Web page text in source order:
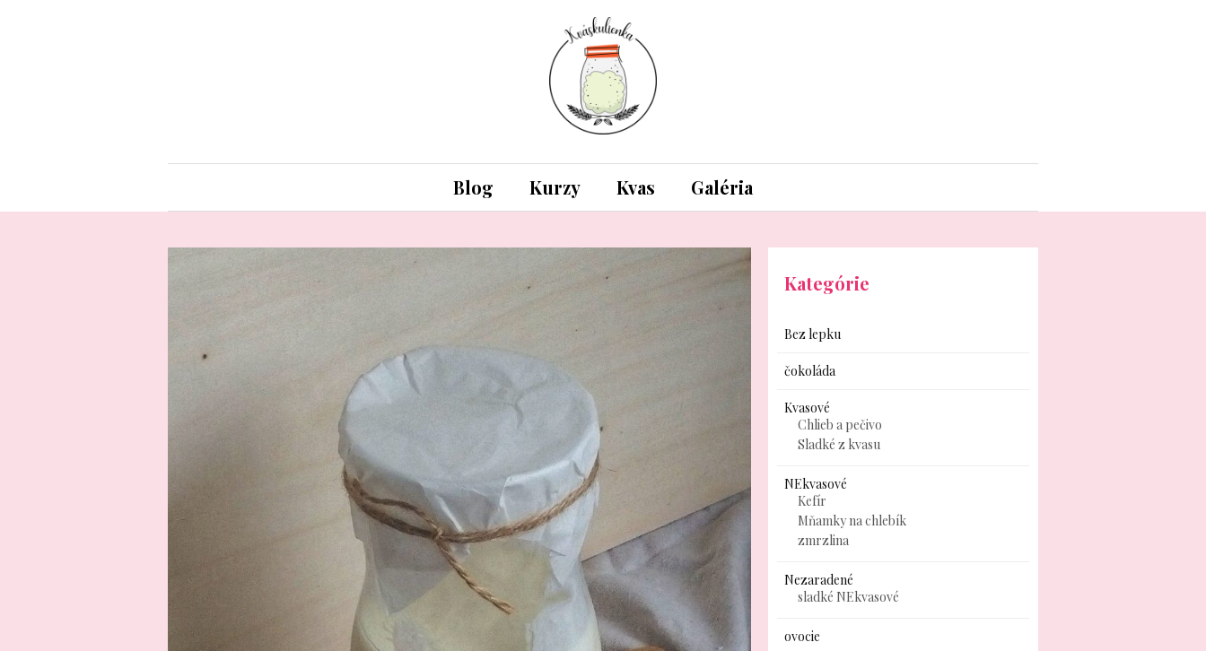
Blog Kurzy Kvas Galéria
Kategórie
Bez lepku
čokoláda
Kvasové
Chlieb a pečivo
Sladké z kvasu
NEkvasové
Kefír
Mňamky na chlebík
zmrzlina
Nezaradené
sladké NEkvasové
ovocie